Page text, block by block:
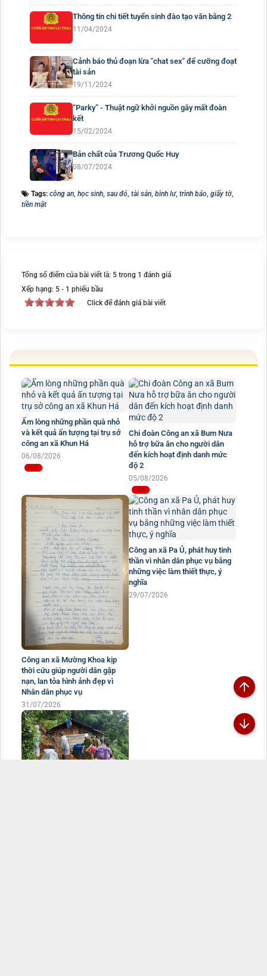
Thông tin chi tiết tuyển sinh đào tạo văn bằng 2
11/04/2024
Cảnh báo thủ đoạn lừa "chat sex" để cưỡng đoạt
tài sản
19/11/2024
“Parky” - Thuật ngữ khởi nguồn gây mất đoàn
kết
15/02/2024
Bản chất của Trương Quốc Huy
08/07/2024
Tags: công an học sinh sau đó tài sản bình lư, trình báo giấy tờ,
tiền mặt
Tổng số điểm của bài viết là: 5 trong 1 đánh giá
Xếp hạng: 5 - 1 phiếu bầu
Click để đánh giá bài viết
Ấm lòng những phần quà nhỏ
và kết quả ấn tượng tại trụ sở
công an xã Khun Há
06/08/2026
Chi đoàn Công an xã Bum Nưa
hỗ trợ bữa ăn cho người dân
đến kích hoạt định danh mức
độ 2
05/08/2026
Công an xã Mường Khoa kịp
thời cứu giúp người dân gặp
nạn, lan tỏa hình ảnh đẹp vì
Nhân dân phục vụ
31/07/2026
Công an xã Pa Ủ, phát huy tinh
thần vì nhân dân phục vụ bằng
những việc làm thiết thực, ý
nghĩa
29/07/2026